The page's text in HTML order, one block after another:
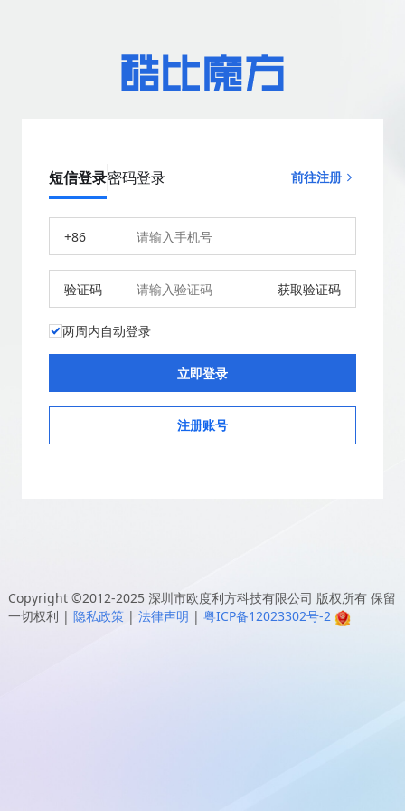
短信登录密码登录 前往注册
+86
验证码 获取验证码
两周内自动登录
注册账号
Copyright ©2012-2025 深圳市欧度利方科技有限公司 版权所有 保留
一切权利 | 隐私政策 | 法律声明 | 粤ICP备12023302号-2